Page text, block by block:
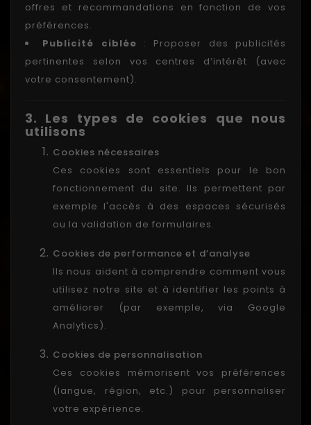
offres et recommandations en fonction de vos
préférences.
Publicité ciblée : Proposer des publicités
pertinentes selon vos centres d’intérêt (avec
votre consentement).
3. Les types de cookies que nous
utilisons
Cookies nécessaires
Ces cookies sont essentiels pour le bon
fonctionnement du site. Ils permettent par
exemple l'accès à des espaces sécurisés
ou la validation de formulaires.
Cookies de performance et d’analyse
Ils nous aident à comprendre comment vous
utilisez notre site et à identifier les points à
améliorer (par exemple, via Google
Analytics).
Cookies de personnalisation
Ces cookies mémorisent vos préférences
(langue, région, etc.) pour personnaliser
votre expérience.